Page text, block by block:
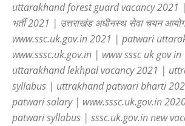
uttarakhand forest guard vacancy 2021 |
भर्ती 2021 | उत्तराखंड अधीनस्थ सेवा चयन
www.ssc.uk.gov.in 2021 | patwari
www.sssc.uk.gov.in | www sssc uk gov
uttarakhand lekhpal vacancy 2021 |
syllabus | uttrakhand patwari bharti
patwari salary | www.sssc.uk.gov.in
patwari syllabus | sssc.uk.gov.in new